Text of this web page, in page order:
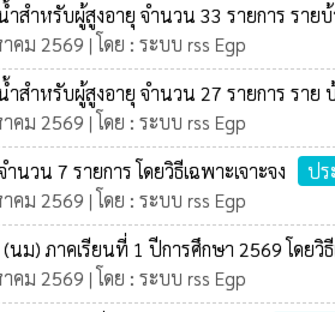
สำหรับผู้สูงอายุ จำนวน 33 รายการ รา
คม 2569 | โดย : ระบบ rss Egp
สำหรับผู้สูงอายุ จำนวน 27 รายการ ราย
คม 2569 | โดย : ระบบ rss Egp
นวน 7 รายการ โดยวิธีเฉพาะเจาะจง
ปร
คม 2569 | โดย : ระบบ rss Egp
นม) ภาคเรียนที่ 1 ปีการศึกษา 2569 โดยวิธี
คม 2569 | โดย : ระบบ rss Egp